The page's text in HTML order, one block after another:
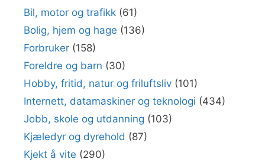
Bil, motor og trafikk (61)
Bolig, hjem og hage (136)
Forbruker (158)
Foreldre og barn (30)
Hobby, fritid, natur og friluftsliv (101)
Internett, datamaskiner og teknologi (434)
Jobb, skole og utdanning (103)
Kjæledyr og dyrehold (87)
Kjekt å vite (290)